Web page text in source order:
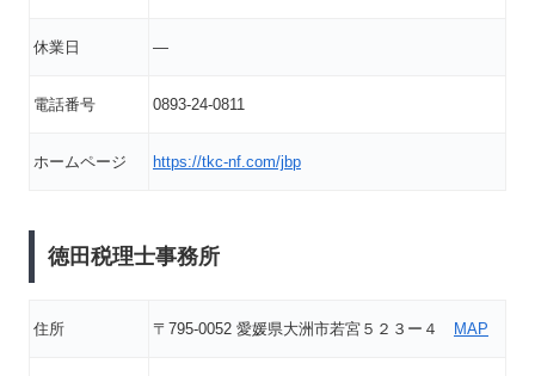
休業日 ―
電話番号 0893-24-0811
ホームページ https://tkc-nf.com/jbp
徳田税理士事務所
住所 〒795-0052 愛媛県大洲市若宮５２３ー４ MAP